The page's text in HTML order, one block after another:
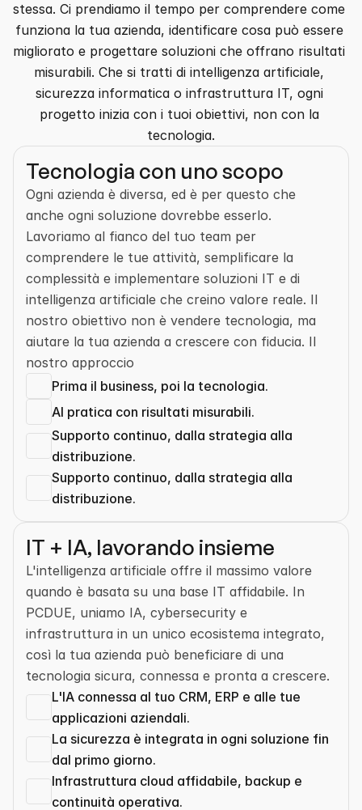
stessa. Ci prendiamo il tempo per comprendere come
funziona la tua azienda, identificare cosa può essere
migliorato e progettare soluzioni che offrano risultati
misurabili. Che si tratti di intelligenza artificiale,
sicurezza informatica o infrastruttura IT, ogni
progetto inizia con i tuoi obiettivi, non con la
tecnologia.
Tecnologia con uno scopo
Ogni azienda è diversa, ed è per questo che
anche ogni soluzione dovrebbe esserlo.
Lavoriamo al fianco del tuo team per
comprendere le tue attività, semplificare la
complessità e implementare soluzioni IT e di
intelligenza artificiale che creino valore reale. Il
nostro obiettivo non è vendere tecnologia, ma
aiutare la tua azienda a crescere con fiducia. Il
nostro approccio
Prima il business, poi la tecnologia.
AI pratica con risultati misurabili.
Supporto continuo, dalla strategia alla
distribuzione.
Supporto continuo, dalla strategia alla
distribuzione.
IT + IA, lavorando insieme
L'intelligenza artificiale offre il massimo valore
quando è basata su una base IT affidabile. In
PCDUE, uniamo IA, cybersecurity e
infrastruttura in un unico ecosistema integrato,
così la tua azienda può beneficiare di una
tecnologia sicura, connessa e pronta a crescere.
L'IA connessa al tuo CRM, ERP e alle tue
applicazioni aziendali.
La sicurezza è integrata in ogni soluzione fin
dal primo giorno.
Infrastruttura cloud affidabile, backup e
continuità operativa.